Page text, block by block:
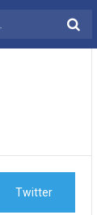
Twitter